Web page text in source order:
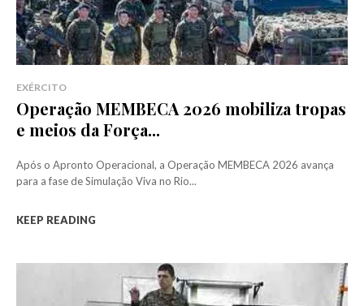
EXÉRCITO
Operação MEMBECA 2026 mobiliza tropas
e meios da Força...
Após o Apronto Operacional, a Operação MEMBECA 2026 avança
para a fase de Simulação Viva no Rio...
KEEP READING